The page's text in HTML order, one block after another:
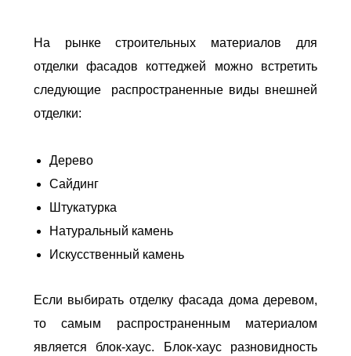
На рынке строительных материалов для
отделки фасадов коттеджей можно встретить
следующие распространенные виды внешней
отделки:
Дерево
Сайдинг
Штукатурка
Натуральный камень
Искусственный камень
Если выбирать отделку фасада дома деревом,
то самым распространенным материалом
является блок-хаус. Блок-хаус разновидность